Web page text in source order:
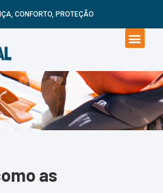
CONFORTO, PROTEÇÃO
as